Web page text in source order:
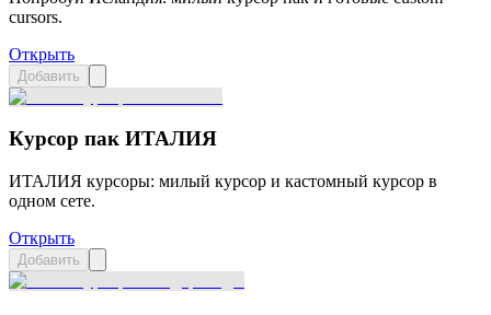
cursors.
Открыть
Добавить
Курсор пак ИТАЛИЯ
ИТАЛИЯ курсоры: милый курсор и кастомный курсор в
одном сете.
Открыть
Добавить